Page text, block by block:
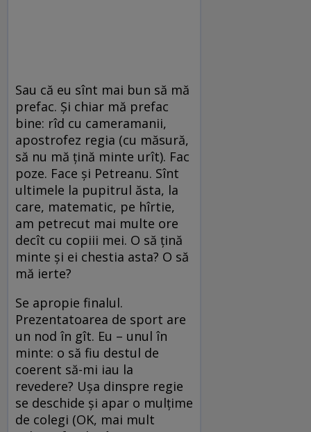
Sau că eu sînt mai bun să mă
prefac. Şi chiar mă prefac
bine: rîd cu cameramanii,
apostrofez regia (cu măsură,
să nu mă ţină minte urît). Fac
poze. Face şi Petreanu. Sînt
ultimele la pupitrul ăsta, la
care, matematic, pe hîrtie,
am petrecut mai multe ore
decît cu copiii mei. O să ţină
minte şi ei chestia asta? O să
mă ierte?
Se apropie finalul.
Prezentatoarea de sport are
un nod în gît. Eu – unul în
minte: o să fiu destul de
coerent să-mi iau la
revedere? Uşa dinspre regie
se deschide şi apar o mulţime
de colegi (OK, mai mult